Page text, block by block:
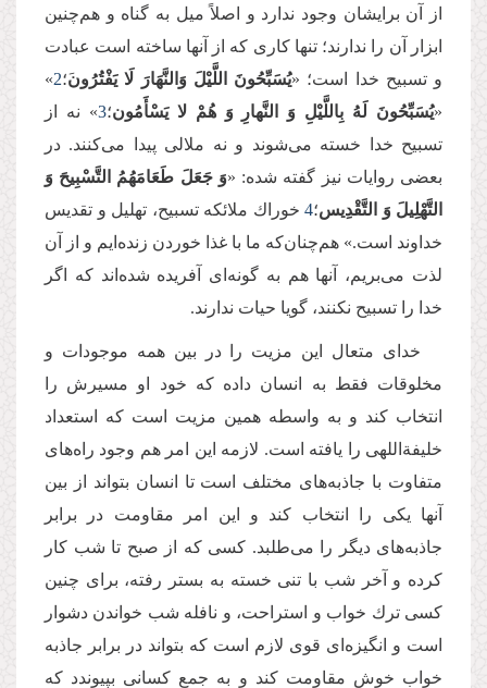
از آن برایشان وجود ندارد و اصلاً میل به گناه و هم‌چنین
ابزار آن را ندارند؛‌ تنها كاری كه از آنها ساخته است عبادت
و تسبیح خدا است؛ «یُسَبِّحُونَ اللَّیْلَ وَالنَّهَارَ لَا یَفْتُرُونَ؛2
»
«یُسَبِّحُونَ لَهُ بِاللَّیْلِ وَ النَّهارِ وَ هُمْ لا یَسْأَمُون‏؛3» نه از
تسبیح خدا خسته می‌شوند و نه ملالی پیدا می‌کنند. در
بعضی روایات نیز گفته شده: «وَ جَعَلَ طَعَامَهُمُ‏ التَّسْبِیحَ‏ وَ
التَّهْلِیلَ وَ التَّقْدِیس‏‏؛4 خوراك ملائكه تسبیح، تهلیل و تقدیس
خداوند است.» هم‌چنان‌كه ما با غذا خوردن زنده‌ایم و از آن
لذت می‌بریم، آنها هم به گونه‌ای آفریده شده‌اند كه اگر
خدا را تسبیح نکنند، گویا حیات ندارند.
خدای متعال این مزیت را در بین همه موجودات و
مخلوقات فقط به انسان داده که خود او مسیرش را
انتخاب کند و به واسطه همین مزیت است كه استعداد
خلیفة‌اللهی را یافته است. لازمه این امر هم وجود راه‌های
متفاوت با جاذبه‌های مختلف است تا انسان بتواند از بین
آنها یكی را انتخاب كند و این امر مقاومت در برابر
جاذبه‌های دیگر را می‌طلبد. كسی كه از صبح تا شب كار
كرده و آخر شب با تنی خسته به بستر رفته، برای چنین
كسی ترك خواب و استراحت، و نافله شب خواندن دشوار
است و انگیزه‌ای قوی لازم است كه بتواند در برابر جاذبه
خواب خوش مقاومت كند و به جمع كسانی بپیوندد كه